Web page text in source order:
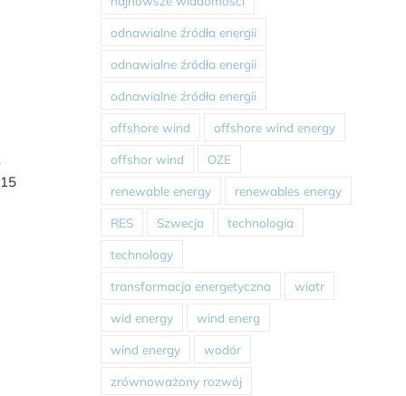
odnawialne źródła energii
odnawialne źródła energii
odnawialne źródła energii
offshore wind offshore wind energy
offshor wind OZE
renewable energy renewables energy
RES Szwecja technologia
technology
transformacja energetyczna wiatr
wid energy wind energ
wind energy wodór
zrównoważony rozwój